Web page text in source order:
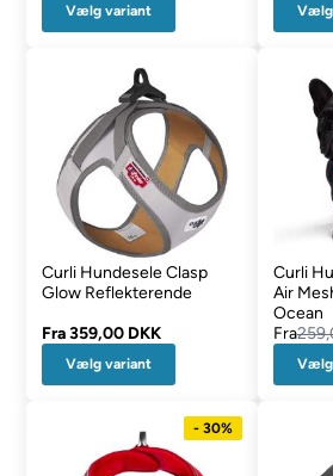
Vælg variant Vælg
Curli Hundesele Clasp
Glow Reflekterende
Fra359,00 DKK
Vælg variant
Curli
Air Mesh SE19
Ocean
Fra
Vælg
- 30%